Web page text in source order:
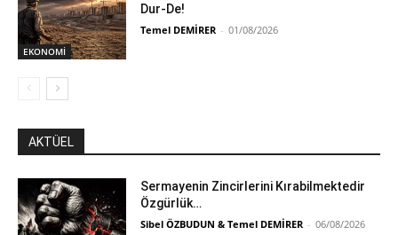
EKONOMİ
Dur-De!
Temel DEMİRER - 01/08/2026
AKTÜEL
Sermayenin Zincirlerini Kırabilmektedir
Özgürlük…
Sibel ÖZBUDUN & Temel DEMİRER - 06/08/2026